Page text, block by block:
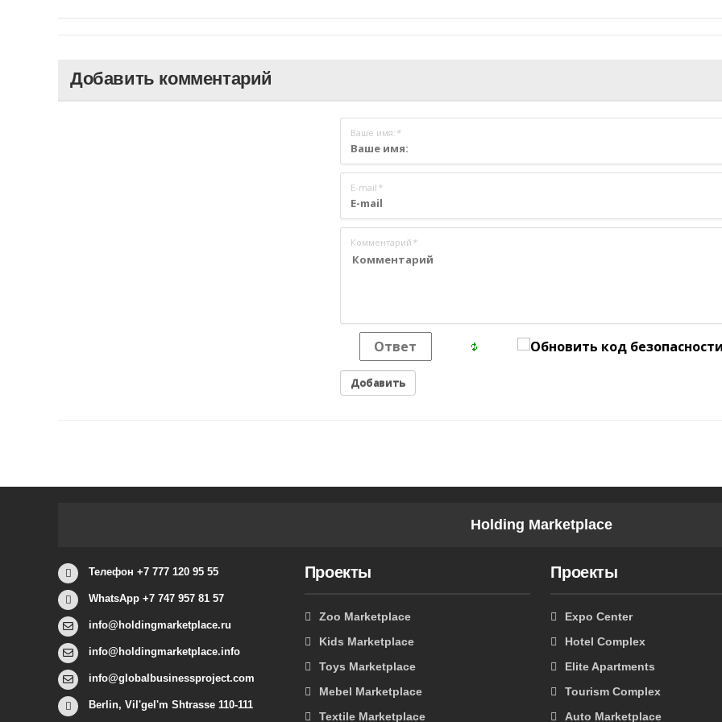
Добавить комментарий
Ваше имя: *
E-mail *
Комментарий *
Holding Marketplace
Телефон +7 777 120 95 55
WhatsApp +7 747 957 81 57
info@holdingmarketplace.ru
info@holdingmarketplace.info
info@globalbusinessproject.com
Berlin, Vil'gel'm Shtrasse 110-111
Проекты
Zoo Marketplace
Kids Marketplace
Toys Marketplace
Mebel Marketplace
Textile Marketplace
Проекты
Expo Center
Hotel Complex
Elite Apartments
Tourism Complex
Auto Marketplace